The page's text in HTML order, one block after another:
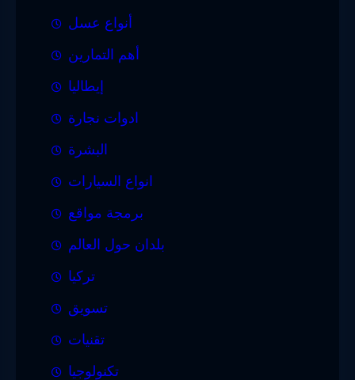
أنواع عسل
أهم التمارين
إيطاليا
ادوات نجارة
البشرة
انواع السيارات
برمجة مواقع
بلدان حول العالم
تركيا
تسويق
تقنيات
تكنولوجيا